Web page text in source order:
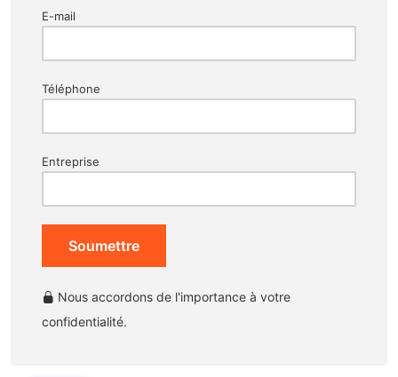
E-mail
Téléphone
Entreprise
Soumettre
Nous accordons de l'importance à votre
confidentialité.